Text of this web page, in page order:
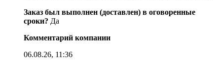
Заказ был выполнен (доставлен) в оговоренные
сроки? Да
Комментарий компании
06.08.26, 11:36